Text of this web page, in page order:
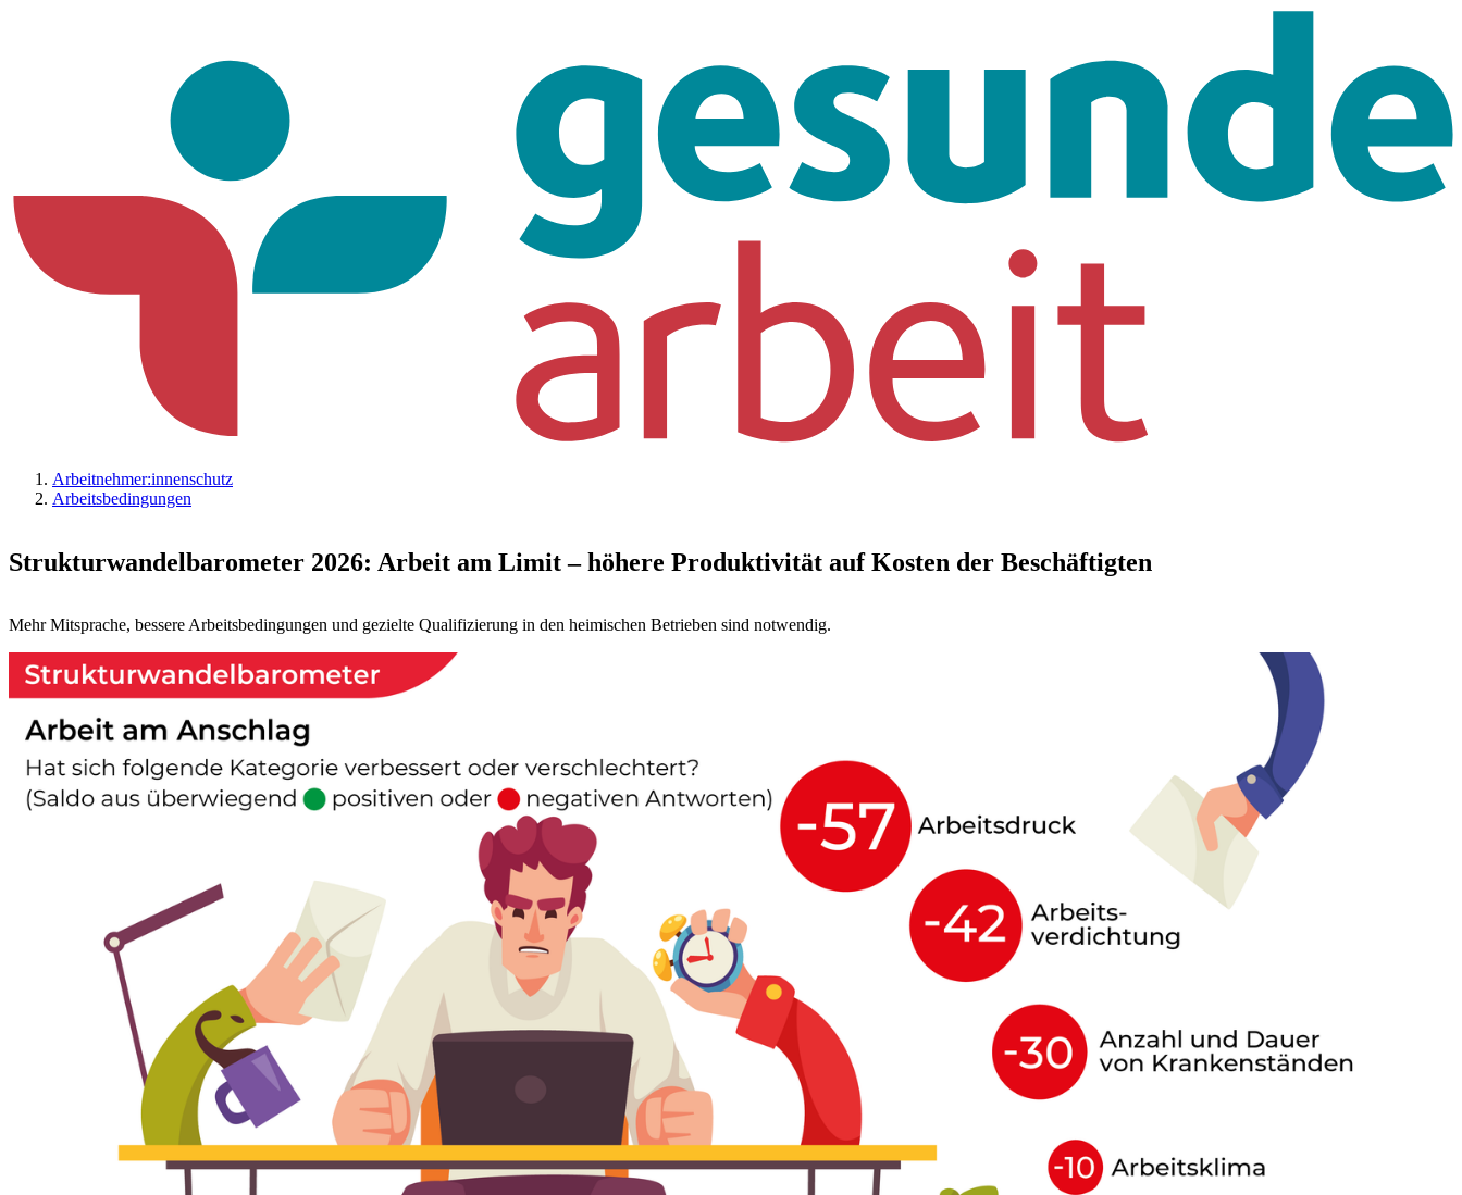
Arbeitnehmer:innenschutz
Arbeitsbedingungen
Strukturwandelbarometer 2026: Arbeit am Limit – höhere Produktivität auf Kosten der Beschäftigten
Mehr Mitsprache, bessere Arbeitsbedingungen und gezielte Qualifizierung in den heimischen Betrieben sind notwendig.